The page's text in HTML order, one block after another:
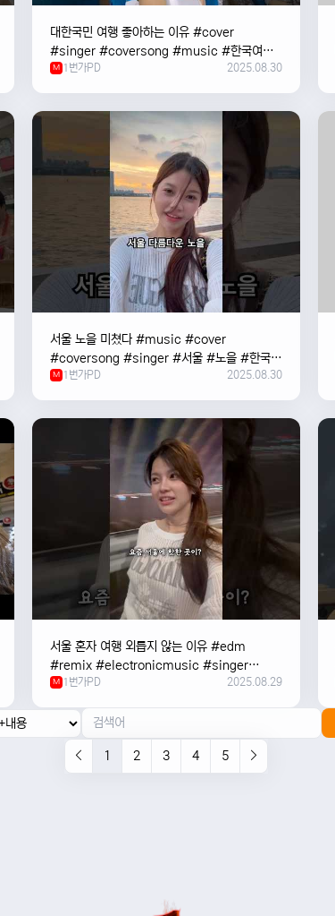
대한국민 여행 좋아하는 이유 #cover
#singer #coversong #music #한국여행
#한국
M 1번가PD 2025.08.30
서울 노을 미쳤다 #music #cover
#coversong #singer #서울 #노을 #한국
#한강
M 1번가PD 2025.08.30
서울 혼자 여행 외릅지 않는 이유 #edm
#remix #electronicmusic #singer
#newmusic #music #여행 #trending
M 1번가PD 2025.08.29
1 2 3 4 5